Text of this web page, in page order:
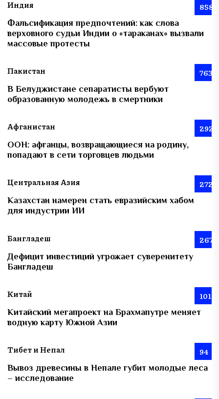
Индия 858
Фальсификация предпочтений: как слова
верховного судьи Индии о «тараканах» вызвали
массовые протесты
Пакистан 763
В Белуджистане сепаратисты вербуют
образованную молодежь в смертники
Афганистан 292
ООН: афганцы, возвращающиеся на родину,
попадают в сети торговцев людьми
Центральная Азия 272
Казахстан намерен стать евразийским хабом
для индустрии ИИ
Бангладеш 267
Дефицит инвестиций угрожает суверенитету
Бангладеш
Китай 101
Китайский мегапроект на Брахмапутре меняет
водную карту Южной Азии
Тибет и Непал 94
Вывоз древесины в Непале губит молодые леса
– исследование